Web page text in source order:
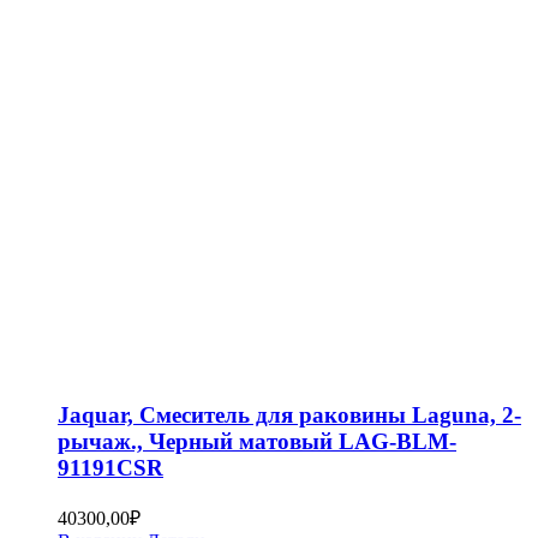
Jaquar, Смеситель для раковины Laguna, 2-
рычаж., Черный матовый LAG-BLM-
91191CSR
40300,00₽